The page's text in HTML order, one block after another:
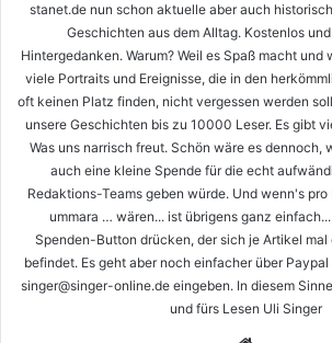
stanet.de nun schon aktuelle aber auch
Geschichten aus dem Alltag. Kostenlos
Hintergedanken. Warum? Weil es Spaß macht
viele Portraits und Ereignisse, die in den
oft keinen Platz finden, nicht vergessen werden
unsere Geschichten bis zu 10000 Leser. Es gibt
Was uns narrisch freut. Schön wäre es dennoch,
auch eine kleine Spende für die echt
Redaktions-Teams geben würde. Und wenn's pro
ummara … wären... ist übrigens ganz
Spenden-Button drücken, der sich je Artikel mal
befindet. Es geht aber noch einfacher über
singer@singer-online.de eingeben. In diesem
und fürs Lesen Uli Singer